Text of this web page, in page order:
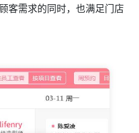
客需求的同时，也满足门店